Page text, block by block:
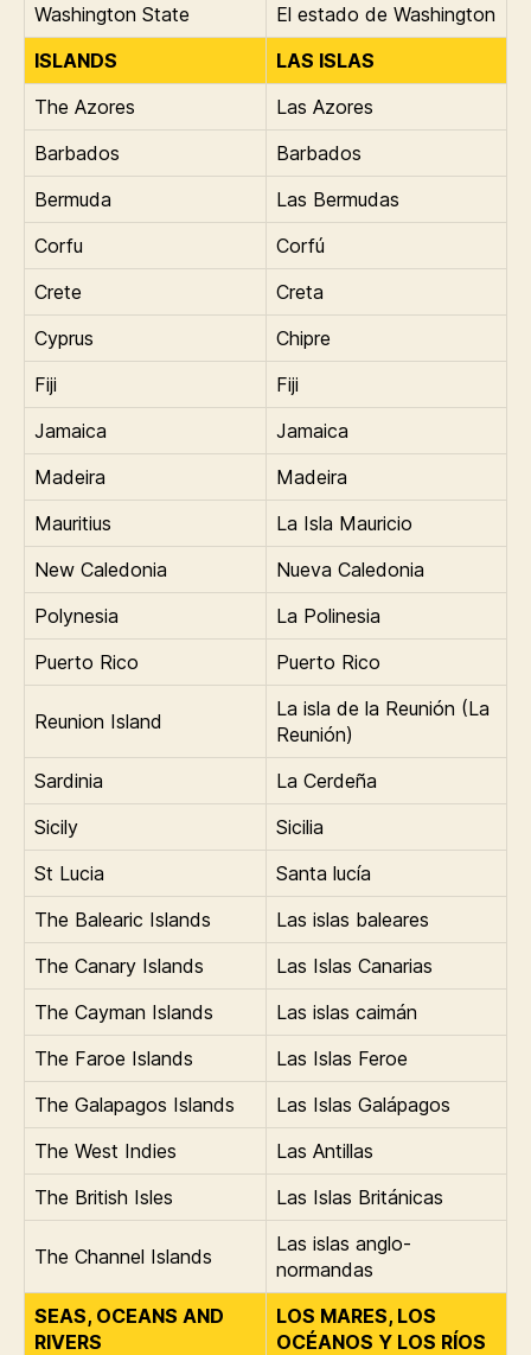
Washington State
El estado de Washington
ISLANDS
LAS ISLAS
The Azores
Las Azores
Barbados
Barbados
Bermuda
Las Bermudas
Corfu
Corfú
Crete
Creta
Cyprus
Chipre
Fiji
Fiji
Jamaica
Jamaica
Madeira
Madeira
Mauritius
La Isla Mauricio
New Caledonia
Nueva Caledonia
Polynesia
La Polinesia
Puerto Rico
Puerto Rico
Reunion Island
La isla de la Reunión (La
Reunión)
Sardinia
La Cerdeña
Sicily
Sicilia
St Lucia
Santa lucía
The Balearic Islands
Las islas baleares
The Canary Islands
Las Islas Canarias
The Cayman Islands
Las islas caimán
The Faroe Islands
Las Islas Feroe
The Galapagos Islands
Las Islas Galápagos
The West Indies
Las Antillas
The British Isles
Las Islas Británicas
The Channel Islands
Las islas anglo-
normandas
SEAS, OCEANS AND
RIVERS
LOS MARES, LOS
OCÉANOS Y LOS RÍOS